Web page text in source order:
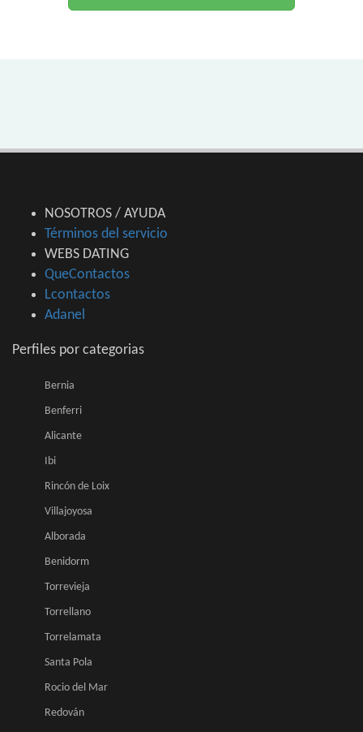
NOSOTROS / AYUDA
Términos del servicio
WEBS DATING
QueContactos
Lcontactos
Adanel
Perfiles por categorias
Bernia
Benferri
Alicante
Ibi
Rincón de Loix
Villajoyosa
Alborada
Benidorm
Torrevieja
Torrellano
Torrelamata
Santa Pola
Rocio del Mar
Redován